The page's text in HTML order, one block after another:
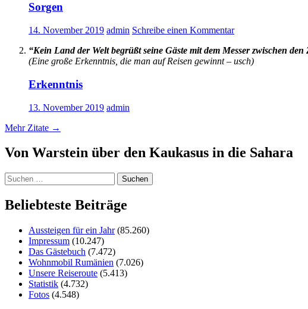
Sorgen
14. November 2019 admin Schreibe einen Kommentar
“Kein Land der Welt begrüßt seine Gäste mit dem Messer zwischen
(Eine große Erkenntnis, die man auf Reisen gewinnt – usch)
Erkenntnis
13. November 2019 admin
Mehr Zitate →
Von Warstein über den Kaukasus in die Sahara
Suchen
nach:
Beliebteste Beiträge
Aussteigen für ein Jahr (85.260)
Impressum (10.247)
Das Gästebuch (7.472)
Wohnmobil Rumänien (7.026)
Unsere Reiseroute (5.413)
Statistik (4.732)
Fotos (4.548)